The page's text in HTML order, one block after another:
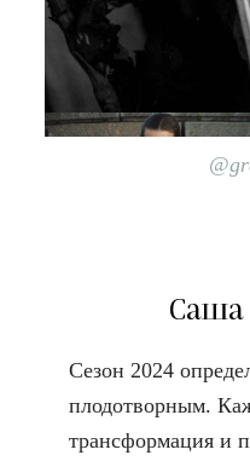
Саша
Сезон 2024
плодотворным.
трансформация и